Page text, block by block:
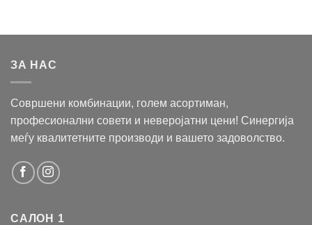
ЗА НАС
Совршени комбинации, голем асортиман,
професионални совети и неверојатни цени! Синергија
меѓу квалитетните производи и вашето задоволство.
САЛОН 1